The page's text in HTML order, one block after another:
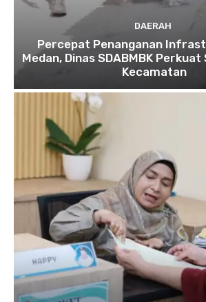
DAERAH
Percepat Penanganan
Medan, Dinas SDABMBK
Kecamatan